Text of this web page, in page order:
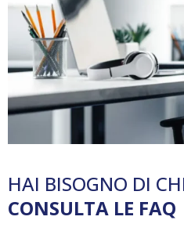
HAI BISOGNO DI
CONSULTA LE FAQ